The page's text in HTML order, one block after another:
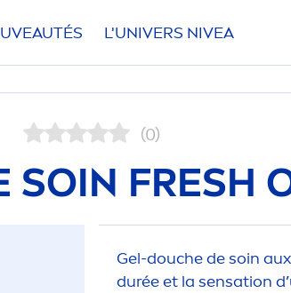
L'UNIVERS NIVEA
(0)
SOIN FRESH
Gel-douche de soin
durée et la sensation